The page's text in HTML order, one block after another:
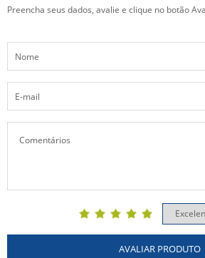
Preencha seus dados, avalie e clique no botão
AVALIAR PRODUTO